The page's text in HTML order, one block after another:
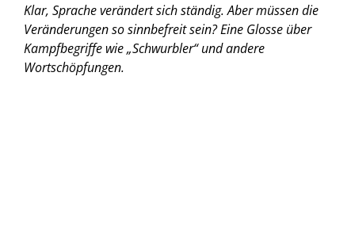
Klar, Sprache verändert sich ständig. Aber müssen die
Veränderungen so sinnbefreit sein?Eine Glosse über
Kampfbegriffe wie „Schwurbler“ und andere
Wortschöpfungen.